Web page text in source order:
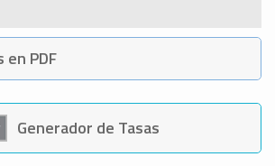
en PDF
Generador de Tasas